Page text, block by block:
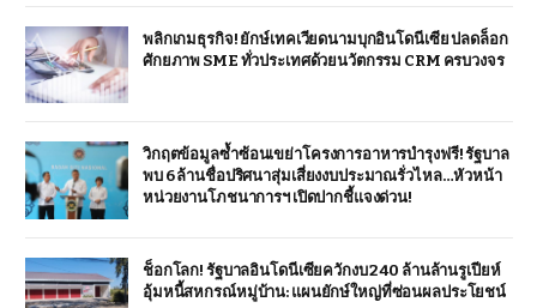
พลิกเกมธุรกิจ! ยักษ์เทคเวียดนามบุกอินโดนีเซีย ปลดล็อก
ศักยภาพ SME ทั่วประเทศด้วยนวัตกรรม CRM ครบวงจร
วิกฤตข้อมูลซ้ำซ้อนเขย่าโครงการอาหารบำรุงฟรี! รัฐบาล
พบ 6 ล้านชื่อปริศนาสุ่มเสี่ยงงบประมาณรั่วไหล…หัวหน้า
หน่วยงานโภชนาการฯ เปิดปากชี้แจงด่วน!
ช็อกโลก! รัฐบาลอินโดนีเซียควักงบ 240 ล้านล้านรูเปียห์
อุ้มหนี้สหกรณ์หมู่บ้าน: แผนยักษ์ใหญ่ที่ซ่อนผลประโยชน์